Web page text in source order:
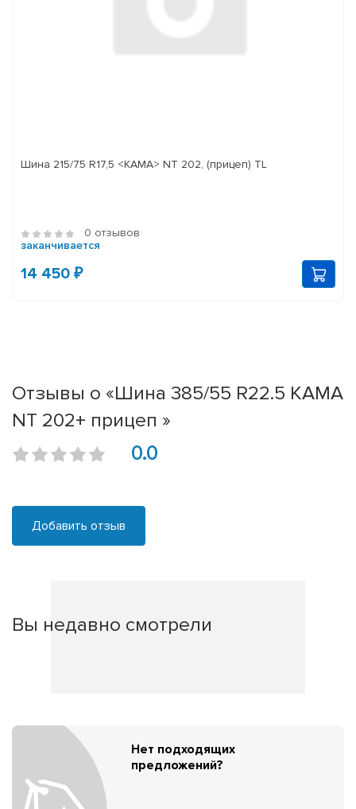
Шина 215/75 R17,5 <КАМА> NT 202, (прицеп) TL
0 отзывов
заканчивается
14 450 ₽
Отзывы о «Шина 385/55 R22.5 КАМА
NT 202+ прицеп »
0.0
Добавить отзыв
Вы недавно смотрели
Нет подходящих
предложений?